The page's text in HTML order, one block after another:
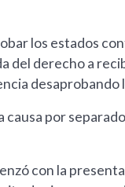
los estados
del derecho a
desaprobando
por
con la